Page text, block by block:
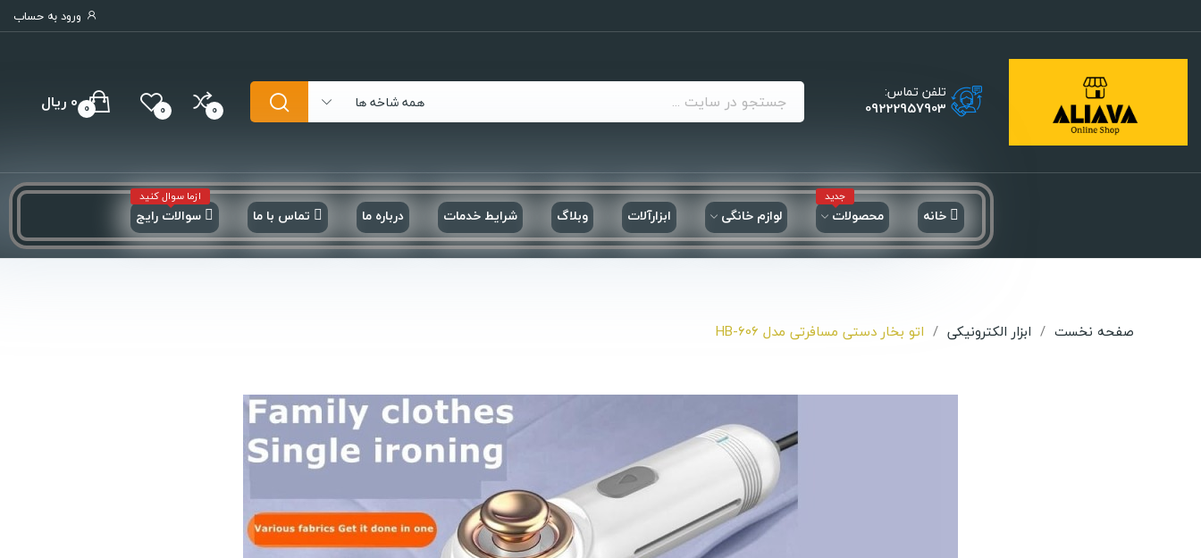
ورود به حساب
تلفن تماس:
09222957903 همه شاخه ها 0
0 0 ریال 0
خانه محصولات
جدید
لوازم خانگی ابزارآلات وبلاگ شرایط خدمات درباره ما تماس با ما سوالات رایج
ازما سوال کنید
صفحه نخست ابزار الکترونیکی اتو بخار دستی مسافرتی مدل HB-606